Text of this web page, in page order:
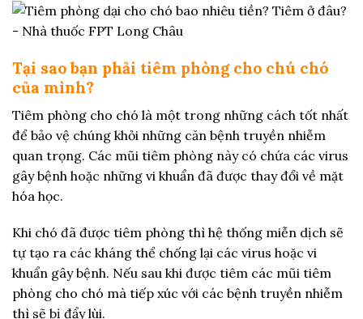
Tại sao bạn phải tiêm phòng cho chú chó
của mình?
Tiêm phòng cho chó là một trong những cách tốt nhất
để bảo vệ chúng khỏi những căn bệnh truyền nhiễm
quan trọng. Các mũi tiêm phòng này có chứa các virus
gây bệnh hoặc những vi khuẩn đã được thay đổi về mặt
hóa học.
Khi chó đã được tiêm phòng thì hệ thống miễn dịch sẽ
tự tạo ra các kháng thể chống lại các virus hoặc vi
khuẩn gây bệnh. Nếu sau khi được tiêm các mũi tiêm
phòng cho chó mà tiếp xúc với các bệnh truyền nhiễm
thì sẽ bị đẩy lùi.